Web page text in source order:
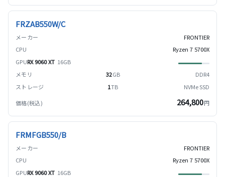
FRZAB550W/C
FRONTIER
Ryzen 7 5700X
RX 9060 XT 16GB
32GB
DDR4
1TB NVMe SSD
264,800円
FRMFGB550/B
FRONTIER
Ryzen 7 5700X
RX 9060 XT 16GB